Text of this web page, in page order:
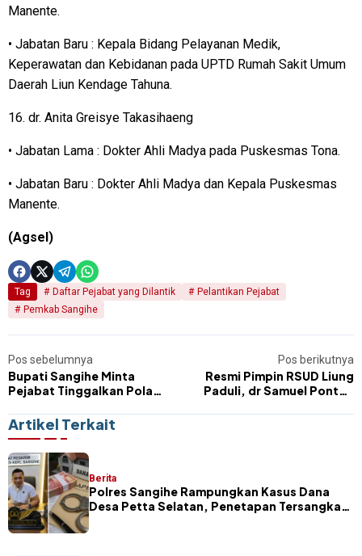
Manente.
• Jabatan Baru : Kepala Bidang Pelayanan Medik,
Keperawatan dan Kebidanan pada UPTD Rumah Sakit Umum
Daerah Liun Kendage Tahuna.
16. dr. Anita Greisye Takasihaeng
• Jabatan Lama : Dokter Ahli Madya pada Puskesmas Tona.
• Jabatan Baru : Dokter Ahli Madya dan Kepala Puskesmas
Manente.
(Agsel)
Tag Daftar Pejabat yang Dilantik
Pelantikan Pejabat
Pemkab Sangihe
Pos sebelumnya
Bupati Sangihe Minta
Pejabat Tinggalkan Pola
Masyarakat
Pos berikutnya
Resmi Pimpin RSUD Liung
Paduli, dr Samuel Pontoh
Artikel Terkait
Berita
Polres Sangihe Rampungkan Kasus Dana
Desa Petta Selatan, Penetapan Tersangka